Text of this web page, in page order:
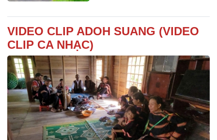
VIDEO CLIP ADOH SUANG (VIDEO
CLIP CA NHẠC)